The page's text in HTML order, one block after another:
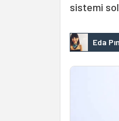
sistemi
Eda